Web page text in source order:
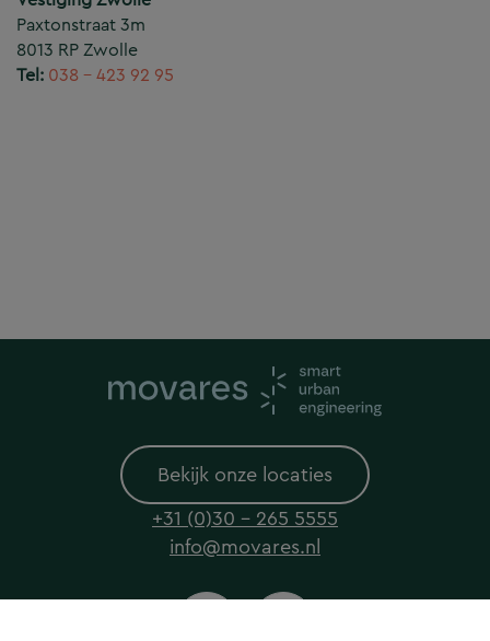
Paxtonstraat 3m
8013 RP Zwolle
Tel: 038 – 423 92 95
Bekijk onze locaties
+31 (0)30 - 265 5555
info@movares.nl